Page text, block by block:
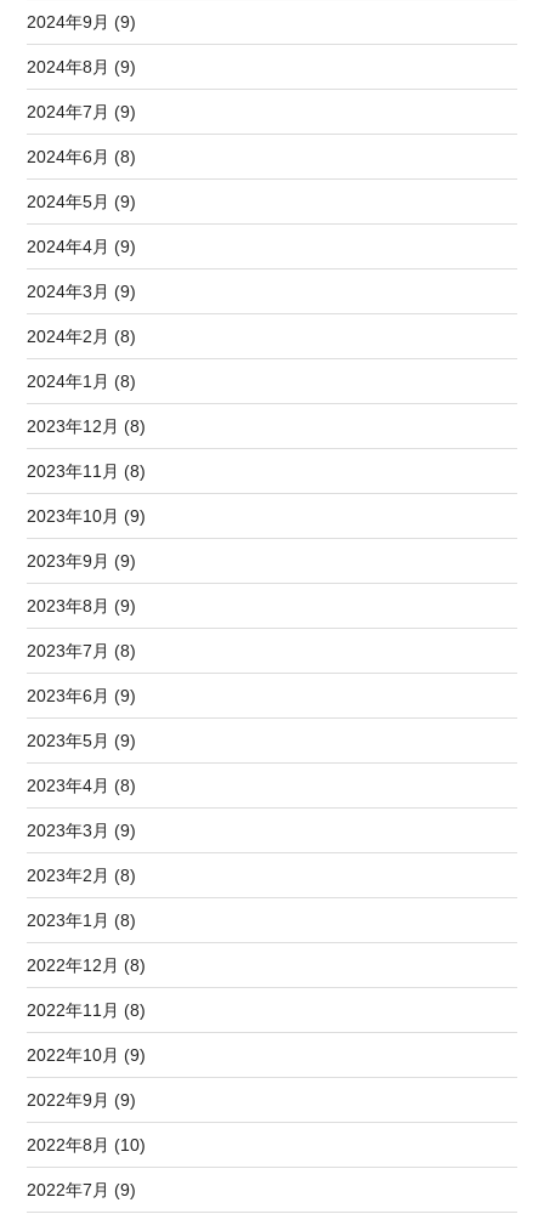
2024年9月 (9)
2024年8月 (9)
2024年7月 (9)
2024年6月 (8)
2024年5月 (9)
2024年4月 (9)
2024年3月 (9)
2024年2月 (8)
2024年1月 (8)
2023年12月 (8)
2023年11月 (8)
2023年10月 (9)
2023年9月 (9)
2023年8月 (9)
2023年7月 (8)
2023年6月 (9)
2023年5月 (9)
2023年4月 (8)
2023年3月 (9)
2023年2月 (8)
2023年1月 (8)
2022年12月 (8)
2022年11月 (8)
2022年10月 (9)
2022年9月 (9)
2022年8月 (10)
2022年7月 (9)